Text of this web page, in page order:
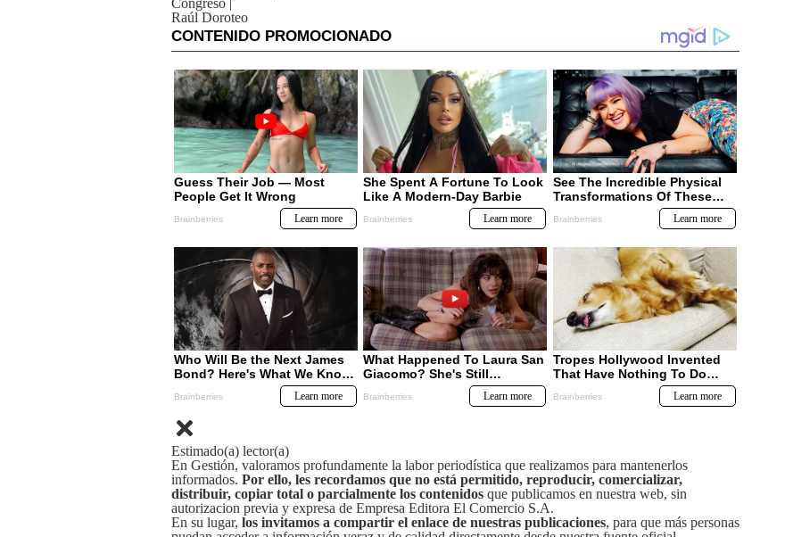
Congreso |
Raúl Doroteo
Estimado(a) lector(a)
En Gestión, valoramos profundamente la labor periodística que realizamos para mantenerlos
informados. Por ello, les recordamos que no está permitido, reproducir, comercializar,
distribuir, copiar total o parcialmente los contenidos que publicamos en nuestra web, sin
autorizacion previa y expresa de Empresa Editora El Comercio S.A.
En su lugar, los invitamos a compartir el enlace de nuestras publicaciones, para que más personas